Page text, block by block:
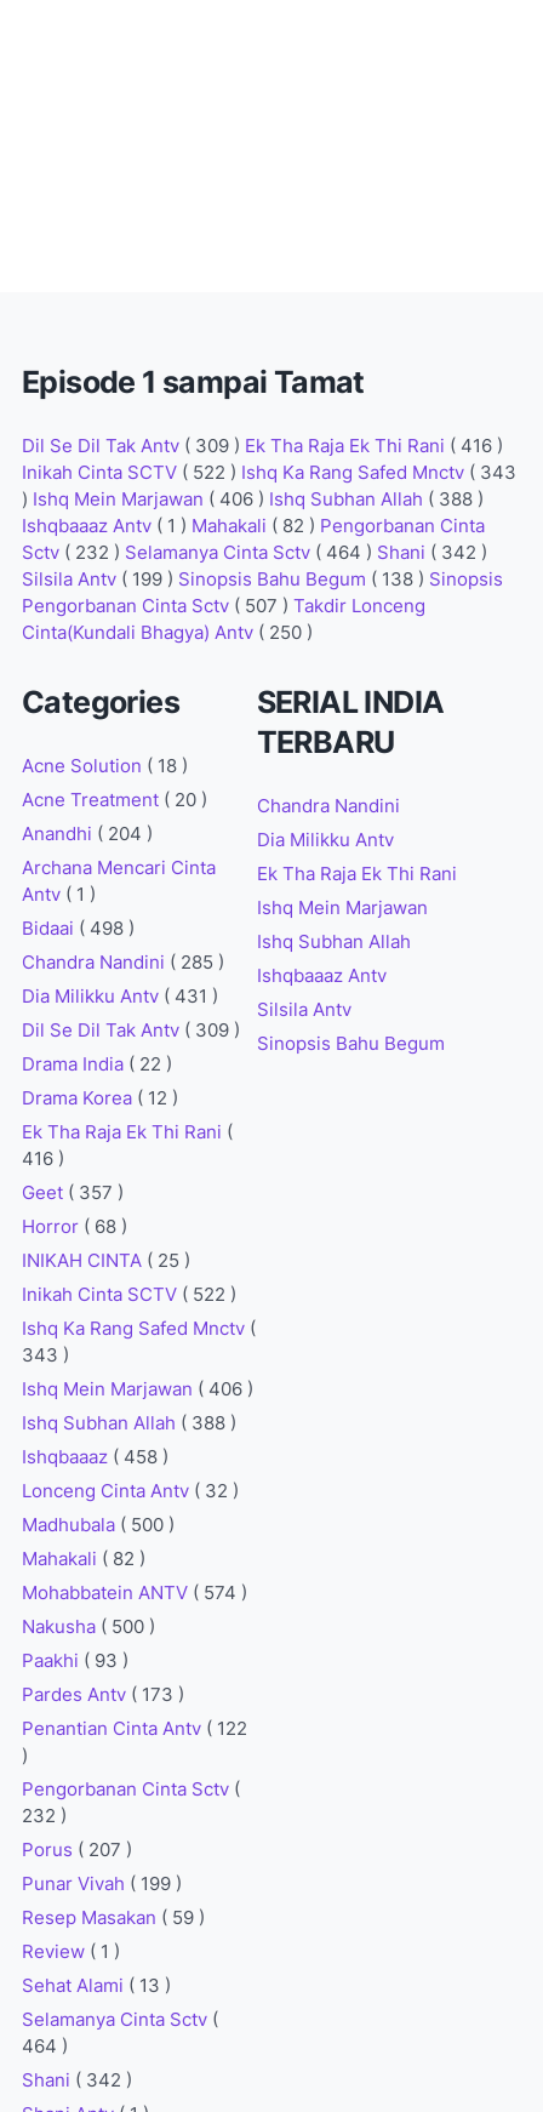
Episode 1 sampai Tamat
Dil Se Dil Tak Antv ( 309 ) Ek Tha Raja Ek Thi Rani ( 416 )
Inikah Cinta SCTV ( 522 ) Ishq Ka Rang Safed Mnctv ( 343
) Ishq Mein Marjawan ( 406 ) Ishq Subhan Allah ( 388 )
Ishqbaaaz Antv ( 1 ) Mahakali ( 82 ) Pengorbanan Cinta
Sctv ( 232 ) Selamanya Cinta Sctv ( 464 ) Shani ( 342 )
Silsila Antv ( 199 ) Sinopsis Bahu Begum ( 138 ) Sinopsis
Pengorbanan Cinta Sctv ( 507 ) Takdir Lonceng
Cinta(Kundali Bhagya) Antv ( 250 )
Categories
Acne Solution ( 18 )
Acne Treatment ( 20 )
Anandhi ( 204 )
Archana Mencari Cinta
Antv ( 1 )
Bidaai ( 498 )
Chandra Nandini ( 285 )
Dia Milikku Antv ( 431 )
Dil Se Dil Tak Antv ( 309 )
Drama India ( 22 )
Drama Korea ( 12 )
Ek Tha Raja Ek Thi Rani (
416 )
Geet ( 357 )
Horror ( 68 )
INIKAH CINTA ( 25 )
Inikah Cinta SCTV ( 522 )
Ishq Ka Rang Safed Mnctv (
343 )
Ishq Mein Marjawan ( 406 )
Ishq Subhan Allah ( 388 )
Ishqbaaaz ( 458 )
Lonceng Cinta Antv ( 32 )
Madhubala ( 500 )
Mahakali ( 82 )
Mohabbatein ANTV ( 574 )
Nakusha ( 500 )
Paakhi ( 93 )
Pardes Antv ( 173 )
Penantian Cinta Antv ( 122
)
Pengorbanan Cinta Sctv (
232 )
Porus ( 207 )
Punar Vivah ( 199 )
Resep Masakan ( 59 )
Review ( 1 )
Sehat Alami ( 13 )
Selamanya Cinta Sctv (
464 )
Shani ( 342 )
SERIAL INDIA
TERBARU
Chandra Nandini
Dia Milikku Antv
Ek Tha Raja Ek Thi Rani
Ishq Mein Marjawan
Ishq Subhan Allah
Ishqbaaaz Antv
Silsila Antv
Sinopsis Bahu Begum